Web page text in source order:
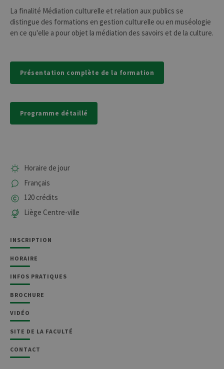
La finalité Médiation culturelle et relation aux publics se
distingue des formations en gestion culturelle ou en muséologie
en ce qu'elle a pour objet la médiation des savoirs et de la culture.
Présentation complète de la formation
Programme détaillé
Horaire de jour
Français
120 crédits
Liège Centre-ville
INSCRIPTION
HORAIRE
INFOS PRATIQUES
BROCHURE
VIDÉO
SITE DE LA FACULTÉ
CONTACT